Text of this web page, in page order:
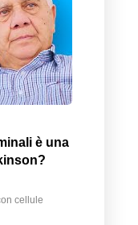
è una
cellule